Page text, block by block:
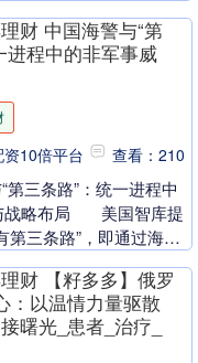
财 中国海警与“第
进程中的非军事威
10倍平台 查看：210
三条路”：统一进程中
战略布局 美国智库提
第三条路”，即通过海警
财 【籽多多】俄罗
：以温情力量驱散
曙光_患者_治疗_